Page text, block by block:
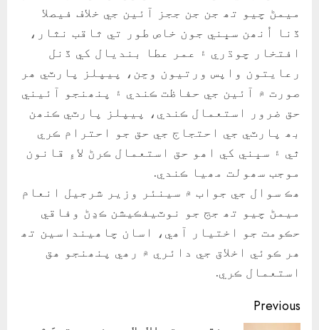
ميمڻ چيو تھ جن جن ججز آئين جي خلاف فيصلا
ڏنا اُنھن سڀني جون خاص طور تي ثاقب نثار،
افتخار چوڌري ۽ عمر عطا بنديال کي ڏنل
رعايتون واپس ورتيون وڃن، پيپلز پارٽي ھر
صورت ۾ آئين جي حفاظت ڪندي ۽ پنھنجو آئيني
حق ضرور استعمال ڪندي، پيپلز پارٽي ڪنھن
بھ پارٽي جي احتجاج جي حق جو احترام ڪري
ٿي ۽ سڀني کي اھو حق استعمال ڪرڻ لاءِ قانون
موجب سھولت مھيا ڪندي.
ھڪ سوال جي جواب ۾ سينئر وزير شرجيل انعام
ميمڻ چيو تھ جج جو نوٽيفڪيشن ڪڍڻ وفاقي
حڪومت جو اختيار آھي، اسان چاھينداسين تھ
ھر ڪوئي اخلاق جي دائري ۾ رھي پنھنجو ھق
استعمال ڪري.
Continue
Previous